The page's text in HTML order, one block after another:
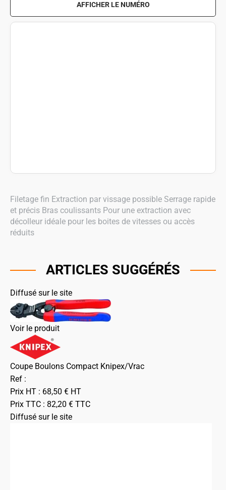
Filetage fin Extraction par vissage possible Serrage rapide
et précis Bras coulissants Pour une extraction avec
décolleur idéale pour les boites de vitesses ou accès
réduits
AFFICHER LE NUMÉRO
ARTICLES SUGGÉRÉS
Diffusé sur le site
Voir le produit
Coupe Boulons Compact Knipex/Vrac
Ref :
Prix HT : 68,50 € HT
Prix TTC : 82,20 € TTC
Diffusé sur le site